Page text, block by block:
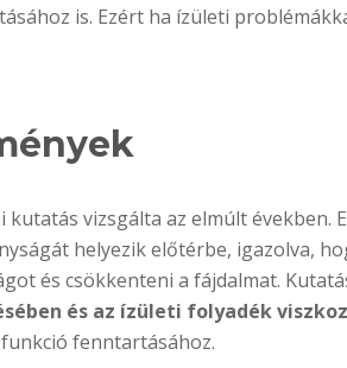
is. Ezért ha ízületi
vizsgálta az elmúlt években.
helyezik előtérbe, igazolva,
és csökkenteni a fájdalmat.
és az ízületi folyadék
fenntartásához.